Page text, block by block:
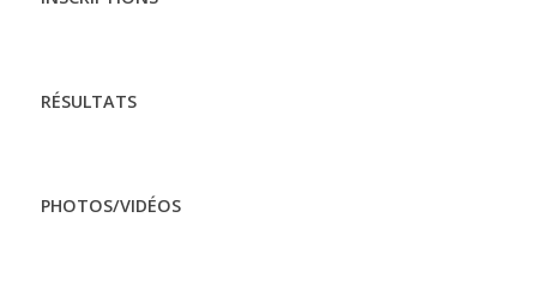
RÉSULTATS
PHOTOS/VIDÉOS